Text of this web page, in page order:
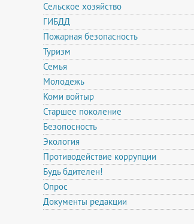
Сельское хозяйство
ГИБДД
Пожарная безопасность
Туризм
Семья
Молодежь
Коми войтыр
Старшее поколение
Безопосность
Экология
Противодействие коррупции
Будь бдителен!
Опрос
Документы редакции